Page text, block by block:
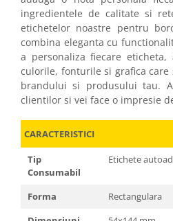
ingredientele de calitate si
etichetelor noastre pentru
combina eleganta cu
a personaliza fiecare
culorile, fonturile si grafica care
brandului si produsului tau.
clientilor si vei face o impresie
CARACTERISTICI
Tip
Consumabil
Etichete
Forma
Rectangulara